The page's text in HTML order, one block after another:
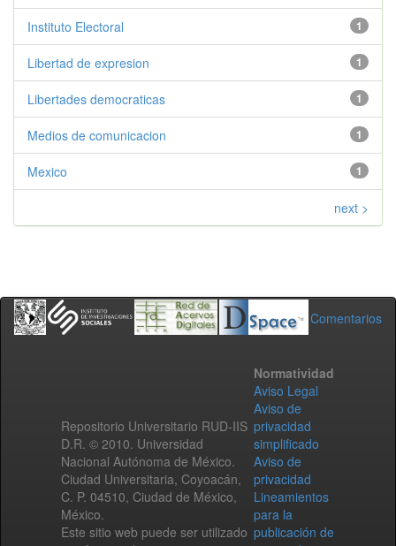
1
Instituto Electoral
1
Libertad de expresion
1
Libertades democraticas
1
Medios de comunicacion
1
Mexico
next >
Comentarios
Repositorio Universitario RUD-IIS
D.R. © 2010. Universidad
Nacional Autónoma de México.
Ciudad Universitaria, Coyoacán,
C. P. 04510, Ciudad de México,
México.
Este sitio web puede ser utilizado
Normatividad
Aviso Legal
Aviso de
privacidad
simplificado
Aviso de
privacidad
Lineamientos
para la
publicación de